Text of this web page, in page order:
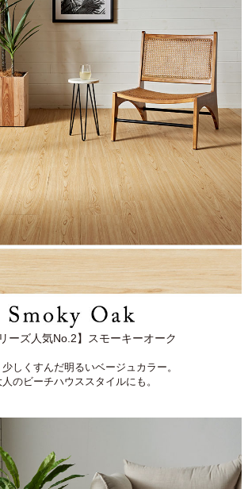
リーズ人気No.2】スモーキーオーク
しくすんだ明るいベージュカラー。
のビーチハウススタイルにも。